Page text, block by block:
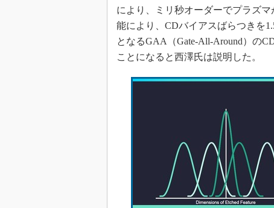
により、ミリ秒オーダーでプラズ
能により、CDバイアスばらつきを
となるGAA（Gate-All-Around）の
ことになると西澤氏は説明した。